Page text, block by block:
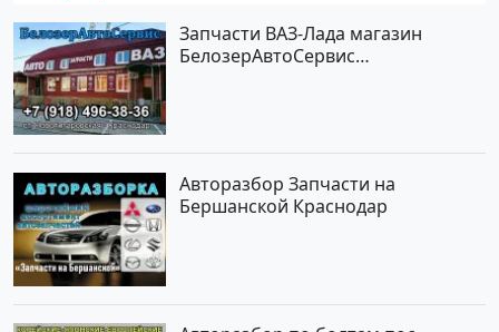
Запчасти ВАЗ-Лада магазин
БелозерАвтоСервис
Авторазбор Запчасти на
Бершанской Краснодар